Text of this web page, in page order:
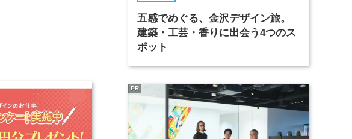
五感でめぐる、金沢デザイン旅。
建築・工芸・香りに出会う4つのス
ポット
PR